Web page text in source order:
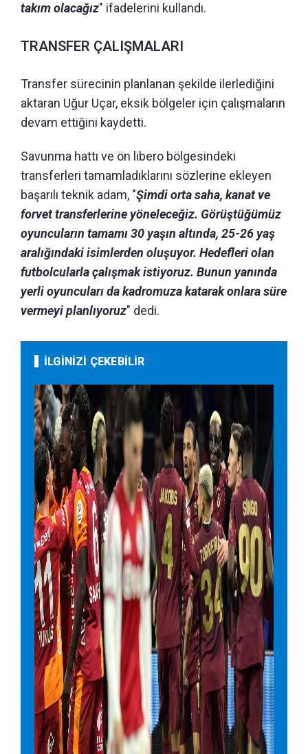
takım olacağız" ifadelerini kullandı.
TRANSFER ÇALIŞMALARI
Transfer sürecinin planlanan şekilde ilerlediğini
aktaran Uğur Uçar, eksik bölgeler için çalışmaların
devam ettiğini kaydetti.
Savunma hattı ve ön libero bölgesindeki
transferleri tamamladıklarını sözlerine ekleyen
başarılı teknik adam, "Şimdi orta saha, kanat ve
forvet transferlerine yöneleceğiz. Görüştüğümüz
oyuncuların tamamı 30 yaşın altında, 25-26 yaş
aralığındaki isimlerden oluşuyor. Hedefleri olan
futbolcularla çalışmak istiyoruz. Bunun yanında
yerli oyuncuları da kadromuza katarak onlara süre
vermeyi planlıyoruz" dedi.
İLGİNİZİ ÇEKEBİLİR